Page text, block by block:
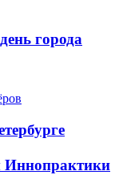
города
Иннопрактики